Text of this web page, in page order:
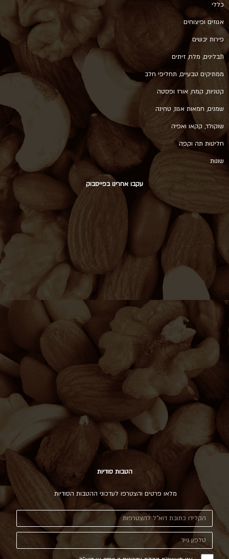
כללי
אגוזים ופיצוחים
פירות יבשים
תבלינים, מלח, זיתים
ממתיקים טבעיים, תחליפי חלב
קטניות, קמח, אורז ופסטה
שמנים, חמאות אגוז, טחינה
שוקולד, קקאו ואפיה
חליטות תה וקפה
שונות
עקבו אחרינו בפייסבוק
הטבות סודיות
מלאו פרטים והצטרפו לעדכוני ההטבות הסודיות